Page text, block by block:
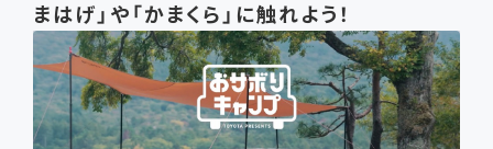
まはげ」や「かまくら」に触れよう！